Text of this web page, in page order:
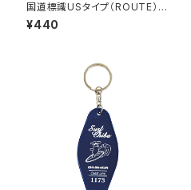
国道標識USタイプ（ROUTE）ス
テッカー 418号線（ブラック）
¥440